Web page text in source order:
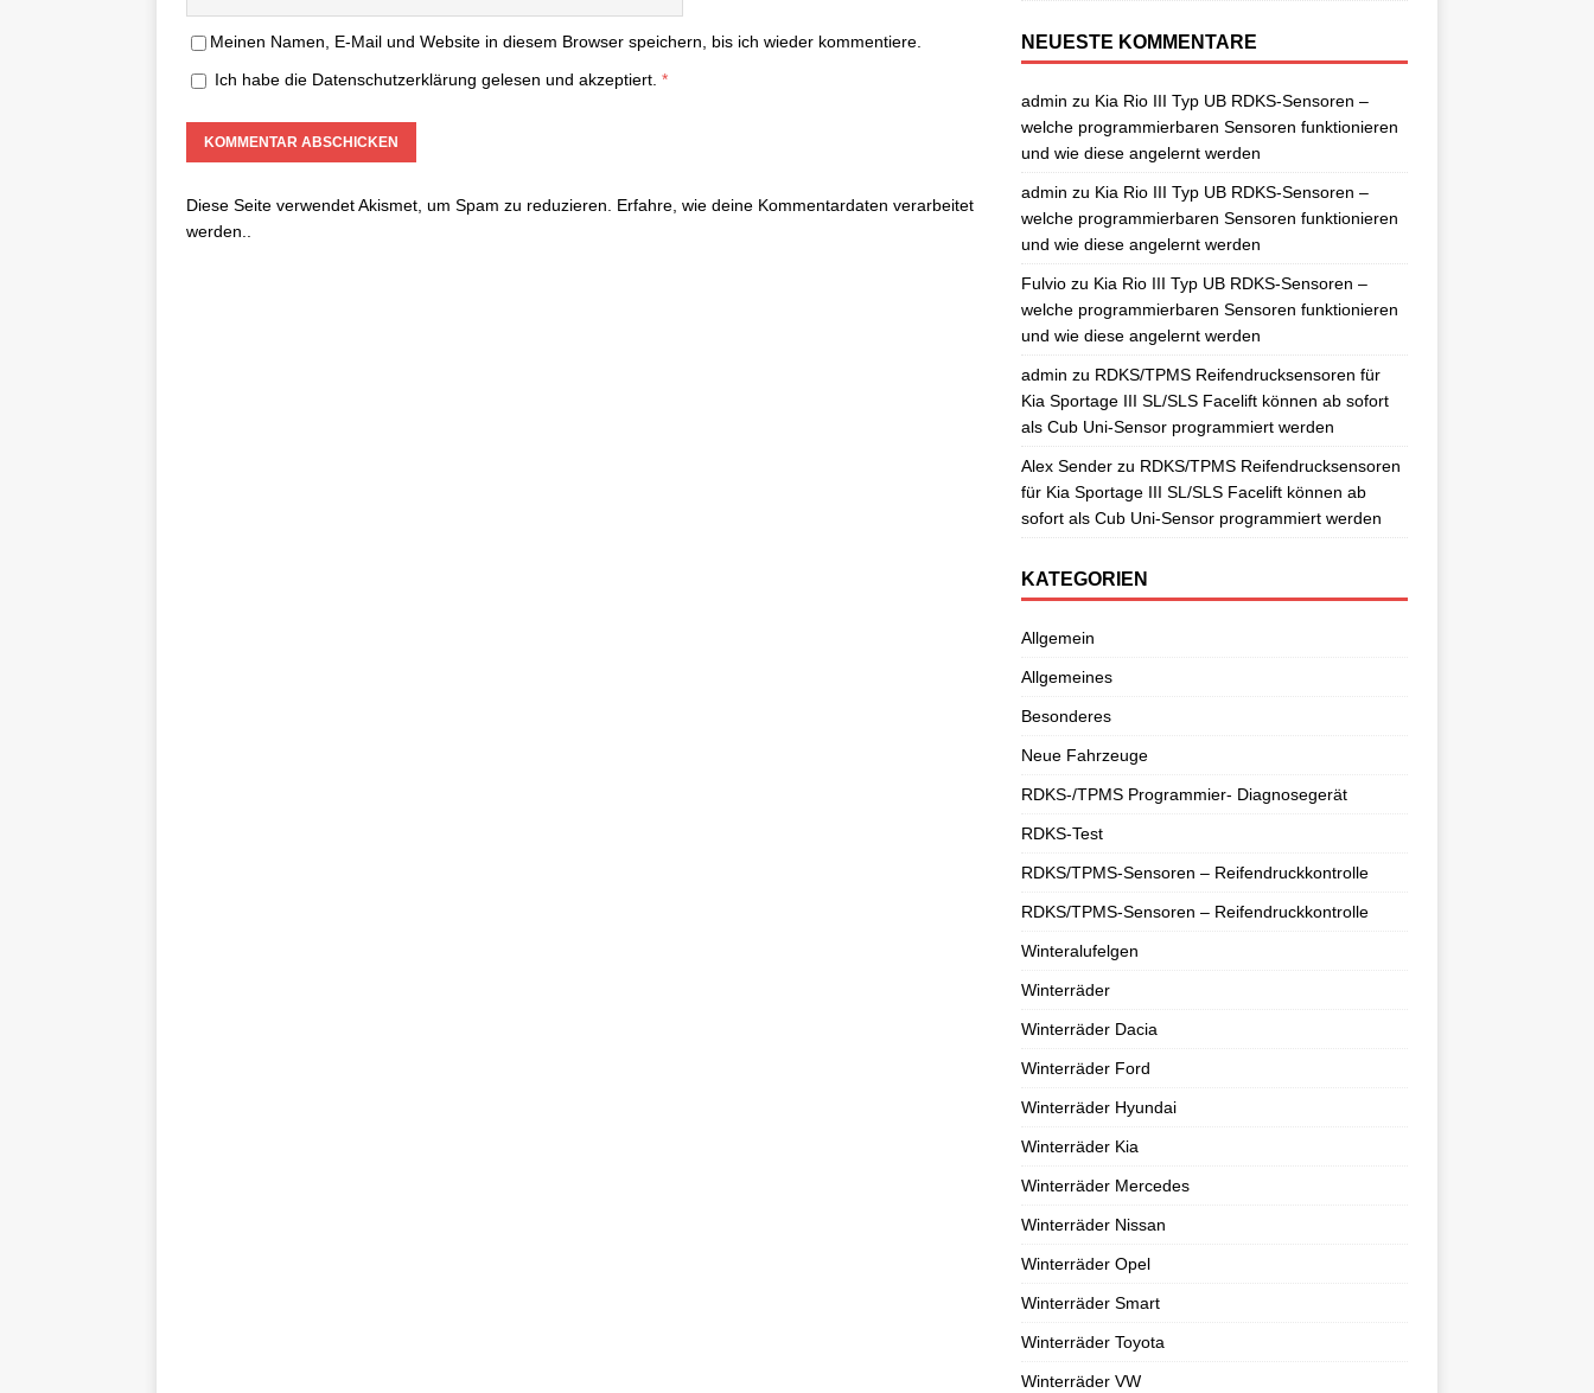
Meinen Namen, E-Mail und Website in diesem Browser speichern, bis ich wieder kommentiere.
Ich habe die Datenschutzerklärung gelesen und akzeptiert. *
Diese Seite verwendet Akismet, um Spam zu reduzieren. Erfahre, wie deine Kommentardaten verarbeitet
werden.
NEUESTE KOMMENTARE
admin zu Kia Rio III Typ UB RDKS-Sensoren –
welche programmierbaren Sensoren funktionieren
und wie diese angelernt werden
admin zu Kia Rio III Typ UB RDKS-Sensoren –
welche programmierbaren Sensoren funktionieren
und wie diese angelernt werden
Fulviozu Kia Rio III Typ UB RDKS-Sensoren –
welche programmierbaren Sensoren funktionieren
und wie diese angelernt werden
admin zu RDKS/TPMS Reifendrucksensoren für
Kia Sportage III SL/SLS Facelift können ab sofort
als Cub Uni-Sensor programmiert werden
Alex Senderzu RDKS/TPMS Reifendrucksensoren
für Kia Sportage III SL/SLS Facelift können ab
sofort als Cub Uni-Sensor programmiert werden
KATEGORIEN
Allgemein
Allgemeines
Besonderes
Neue Fahrzeuge
RDKS-/TPMS Programmier- Diagnosegerät
RDKS-Test
RDKS/TPMS-Sensoren – Reifendruckkontrolle
RDKS/TPMS-Sensoren – Reifendruckkontrolle
Winteralufelgen
Winterräder
Winterräder Dacia
Winterräder Ford
Winterräder Hyundai
Winterräder Kia
Winterräder Mercedes
Winterräder Nissan
Winterräder Opel
Winterräder Smart
Winterräder Toyota
Winterräder VW